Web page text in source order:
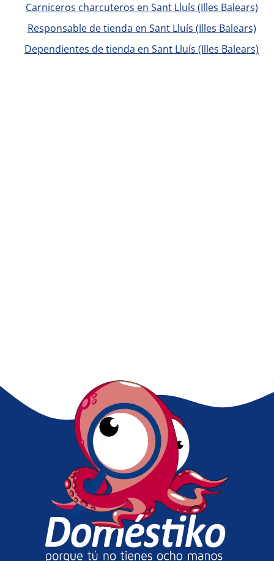
Carniceros charcuteros en Sant Lluís (Illes Balears)
Responsable de tienda en Sant Lluís (Illes Balears)
Dependientes de tienda en Sant Lluís (Illes Balears)